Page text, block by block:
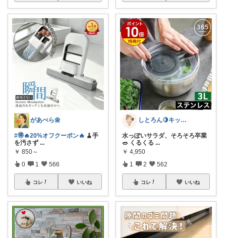
があべら🌼
#🉐🔥20%オフクーポン🔥 🧹手
を汚さず ...
￥ 850～
0 1 566
コレ いいね
しとろん🍋キッチンと暮らしの愛用品
水っぽいサラダ、そろそろ卒業
🥗 くるくる ...
￥ 4,950
1 2 562
コレ いいね